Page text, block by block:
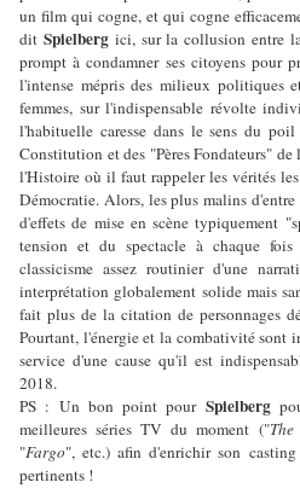
un film qui cogne, et qui cogne
dit Spielbergici, sur la collusion entre
prompt à condamner ses citoyens pour
l'intense mépris des milieux politiques
femmes, sur l'indispensable révolte
l'habituelle caresse dans le sens du
Constitution et des "Pères Fondateurs"
l'Histoire où il faut rappeler les vérités
Démocratie. Alors, les plus malins
d'effets de mise en scène typiquement
tension et du spectacle à chaque
classicisme assez routinier d'une
interprétation globalement solide mais
fait plus de la citation de personnages
Pourtant, l'énergie et la combativité sont
service d'une cause qu'il est
2018.
PS : Un bon point pour Spielberg
meilleures séries TV du moment ("The
"Fargo", etc.) afin d'enrichir son
pertinents !